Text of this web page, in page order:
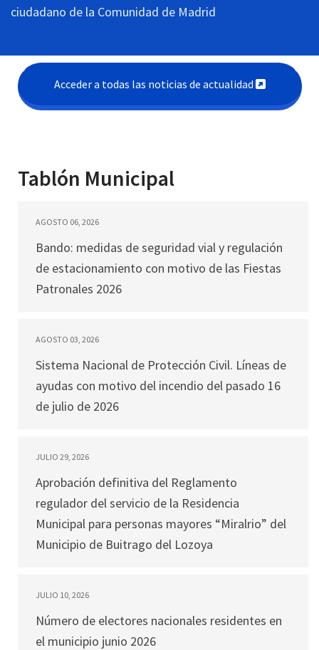
ciudadano de la Comunidad de Madrid
Acceder a todas las noticias de actualidad
Tablón Municipal
AGOSTO 06, 2026
Bando: medidas de seguridad vial y regulación
de estacionamiento con motivo de las Fiestas
Patronales 2026
AGOSTO 03, 2026
Sistema Nacional de Protección Civil. Líneas de
ayudas con motivo del incendio del pasado 16
de julio de 2026
JULIO 29, 2026
Aprobación definitiva del Reglamento
regulador del servicio de la Residencia
Municipal para personas mayores “Miralrio” del
Municipio de Buitrago del Lozoya
JULIO 10, 2026
Número de electores nacionales residentes en
el municipio junio 2026